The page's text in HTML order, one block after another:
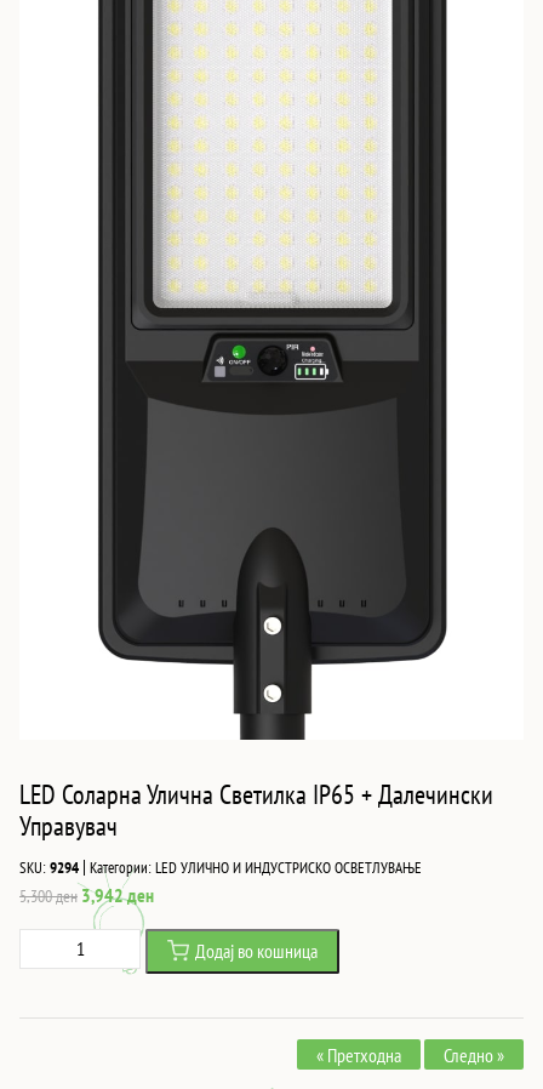
LED Соларна Улична Светилка IP65 + Далечински
Управувач
SKU:9294 | Категории:LED УЛИЧНО И ИНДУСТРИСКО ОСВЕТЛУВАЊЕ
5,300денOriginal
price
was:
5,300 ден.
3,942денCurrent
3,942 ден.
Соларна
Додај во кошница
« Претходна Следно »